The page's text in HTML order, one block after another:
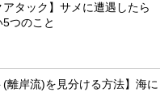
アタック】サメに遭遇したら
つのこと
(離岸流)を見分ける方法】海に